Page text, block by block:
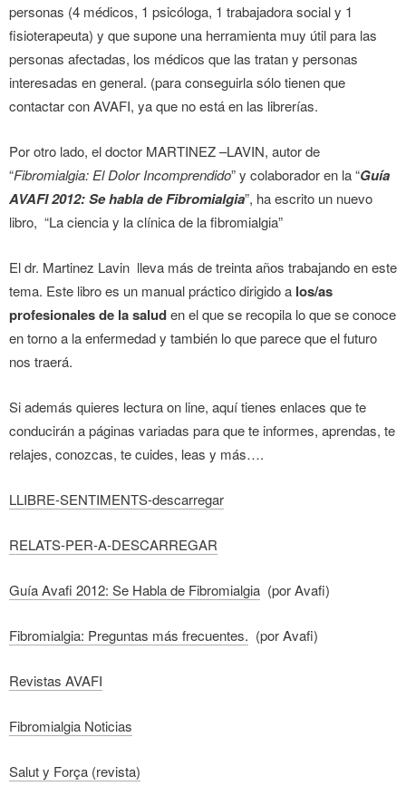
personas (4 médicos, 1 psicóloga, 1 trabajadora social y 1
fisioterapeuta) y que supone una herramienta muy útil para las
personas afectadas, los médicos que las tratan y personas
interesadas en general. (para conseguirla sólo tienen que
contactar con AVAFI, ya que no está en las librerías.
Por otro lado, el doctor MARTINEZ –LAVIN, autor de
“Fibromialgia: El Dolor Incomprendido” y colaborador en la “Guía
AVAFI 2012: Se habla de Fibromialgia”, ha escrito un nuevo
libro, “La ciencia y la clínica de la fibromialgia”
El dr. Martinez Lavin lleva más de treinta años trabajando en este
tema. Este libro es un manual práctico dirigido a los/as
profesionales de la saluden el que se recopila lo que se conoce
en torno a la enfermedad y también lo que parece que el futuro
nos traerá.
Si además quieres lectura on line, aquí tienes enlaces que te
conducirán a páginas variadas para que te informes, aprendas, te
relajes, conozcas, te cuides, leas y más….
LLIBRE-SENTIMENTS-descarregar
RELATS-PER-A-DESCARREGAR
Guía Avafi 2012: Se Habla de Fibromialgia (por Avafi)
Fibromialgia: Preguntas más frecuentes. (por Avafi)
Revistas AVAFI
Fibromialgia Noticias
Salut y Força (revista)